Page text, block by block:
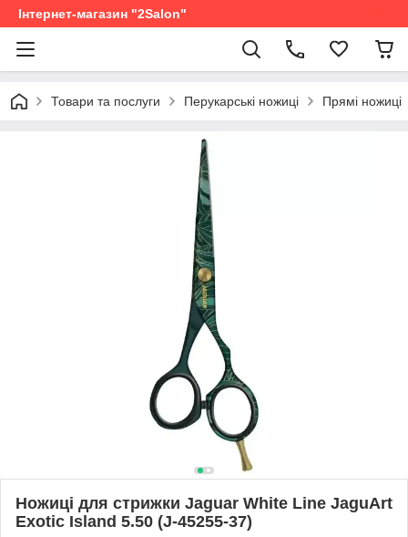
Інтернет-магазин "2Salon"
Товари та послуги Перукарські ножиці Прямі ножиці
Ножиці для стрижки Jaguar White Line JaguArt
Exotic Island 5.50 (J-45255-37)